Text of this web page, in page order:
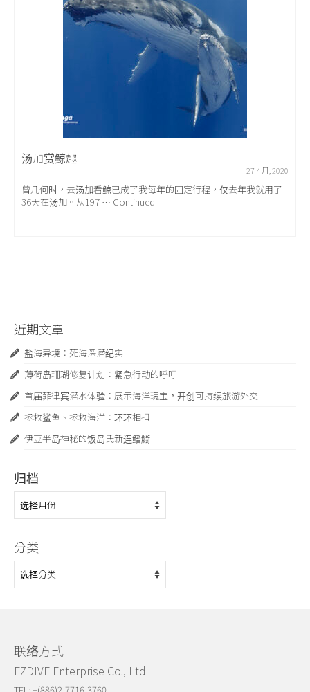
汤加赏鲸趣
27 4 月, 2020
曾几何时，去汤加看鲸已成了我每年的固定行程，仅去年我就用了
36天在汤加。从197 … Continued
近期文章
盐海异境：死海深潜纪实
薄荷岛珊瑚修复计划：紧急行动的呼吁
首届菲律宾潜水体验：展示海洋瑰宝，开创可持续旅游外交
拯救鲨鱼、拯救海洋：环环相扣
伊豆半岛神秘的饭岛氏新连鳍䲗
归档
归
档
分类
分
类
联络方式
EZDIVE Enterprise Co., Ltd